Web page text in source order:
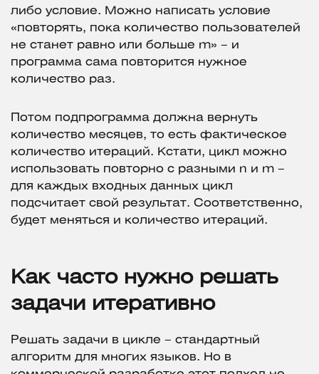
либо условие. Можно написать условие
«повторять, пока количество пользователей
не станет равно или больше m» – и
программа сама повторится нужное
количество раз.
Потом подпрограмма должна вернуть
количество месяцев, то есть фактическое
количество итераций. Кстати, цикл можно
использовать повторно с разными n и m –
для каждых входных данных цикл
подсчитает свой результат. Соответственно,
будет меняться и количество итераций.
Как часто нужно решать
задачи итеративно
Решать задачи в цикле – стандартный
алгоритм для многих языков. Но в